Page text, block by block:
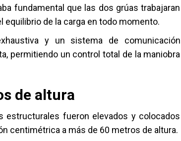
fundamental que las dos grúas trabajaran
de la carga en todo momento.
y un sistema de comunicación
permitiendo un control total de la maniobra
de altura
estructurales fueron elevados y colocados
centimétrica a más de 60 metros de altura.